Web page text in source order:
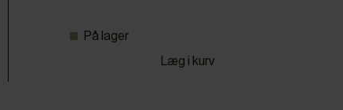
På lager
Læg i kurv